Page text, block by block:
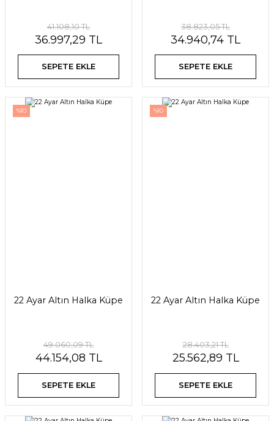
41.108,10 TL
36.997,29 TL
SEPETE EKLE
38.823,05 TL
34.940,74 TL
SEPETE EKLE
%10
22 Ayar Altın Halka Küpe
49.060,09 TL
44.154,08 TL
SEPETE EKLE
%10
22 Ayar Altın Halka Küpe
28.403,21 TL
25.562,89 TL
SEPETE EKLE